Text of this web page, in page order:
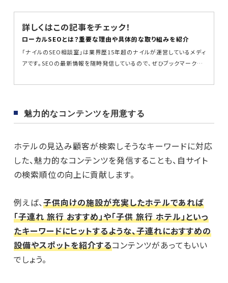
詳しくはこの記事をチェック！
ローカルSEOとは？重要な理由や具体的な取り組みを紹介
「ナイルのSEO相談室」は業界歴15年超のナイルが運営しているメディ
アです。SEOの最新情報を随時発信しているので、ぜひブックマークし
魅力的なコンテンツを用意する
ホテルの見込み顧客が検索しそうなキーワードに対応
した、魅力的なコンテンツを発信することも、自サイト
の検索順位の向上に貢献します。
例えば、子供向けの施設が充実したホテルであれば
「子連れ 旅行 おすすめ」や「子供 旅行 ホテル」といっ
たキーワードにヒットするような、子連れにおすすめの
設備やスポットを紹介するコンテンツがあってもいい
でしょう。